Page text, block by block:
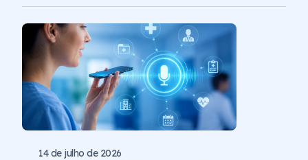
14 de julho de 2026